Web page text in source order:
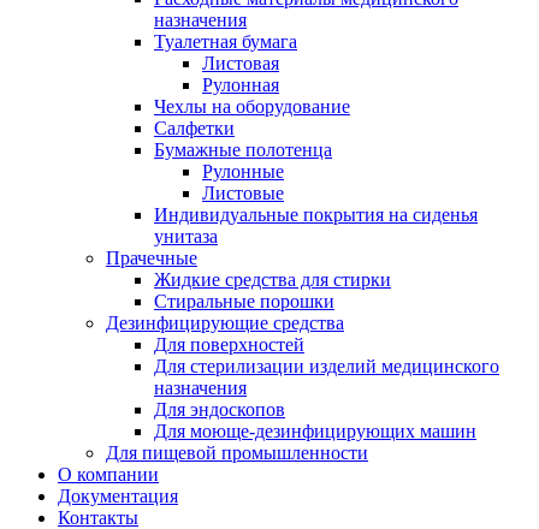
назначения
Туалетная бумага
Листовая
Рулонная
Чехлы на оборудование
Салфетки
Бумажные полотенца
Рулонные
Листовые
Индивидуальные покрытия на сиденья
унитаза
Прачечные
Жидкие средства для стирки
Стиральные порошки
Дезинфицирующие средства
Для поверхностей
Для стерилизации изделий медицинского
назначения
Для эндоскопов
Для моюще-дезинфицирующих машин
Для пищевой промышленности
О компании
Документация
Контакты